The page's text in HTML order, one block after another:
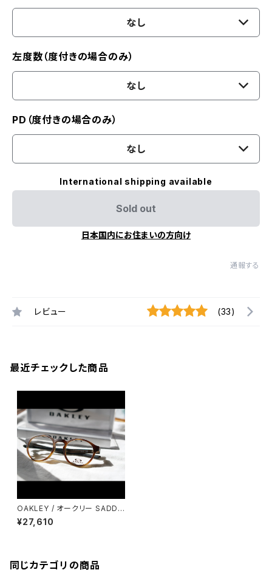
なし
左度数（度付きの場合のみ）
なし
PD（度付きの場合のみ）
なし
International shipping available
Sold out
日本国内にお住まいの方向け
通報する
レビュー (33)
最近チェックした商品
OAKLEY / オークリー SADDL
E サドル 平野歩夢 メガネ 眼鏡
EYEWEAR
¥27,610
同じカテゴリの商品